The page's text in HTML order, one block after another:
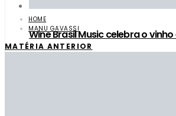
Wine Brasil Music celebra o
HOME
MANU GAVASSI
MATÉRIA ANTERIOR